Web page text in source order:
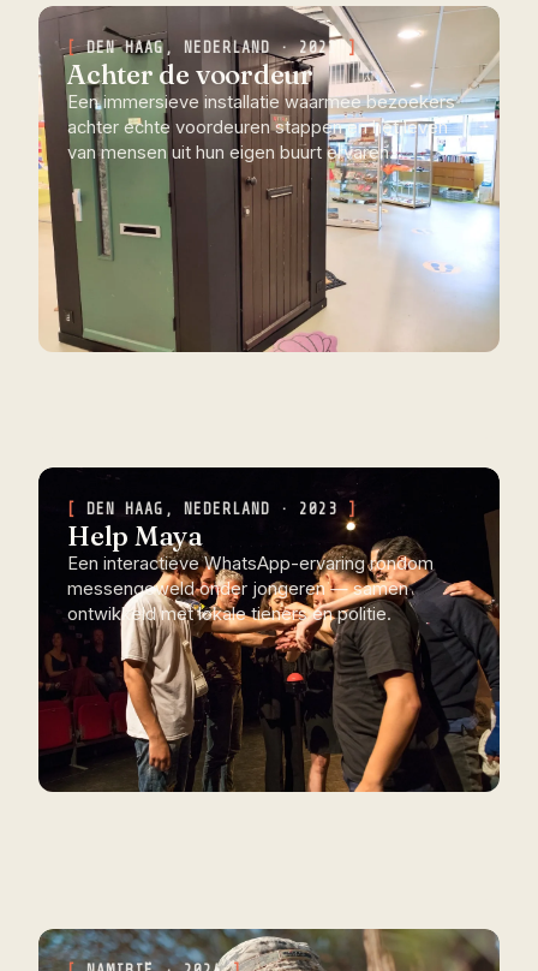
DEN HAAG, NEDERLAND · 2021
Achter de voordeur
Een immersieve installatie waarmee bezoekers
achter echte voordeuren stappen en het leven
van mensen uit hun eigen buurt ervaren.
DEN HAAG, NEDERLAND · 2023
Help Maya
Een interactieve WhatsApp-ervaring rondom
messengeweld onder jongeren — samen
ontwikkeld met lokale tieners en politie.